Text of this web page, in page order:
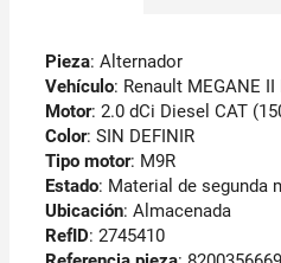
Pieza: Alternador
Vehículo: Renault MEGANE II
Motor: 2.0 dCi Diesel CAT
Color: SIN DEFINIR
Tipo motor: M9R
Estado: Material de segunda
Ubicación: Almacenada
RefID: 2745410